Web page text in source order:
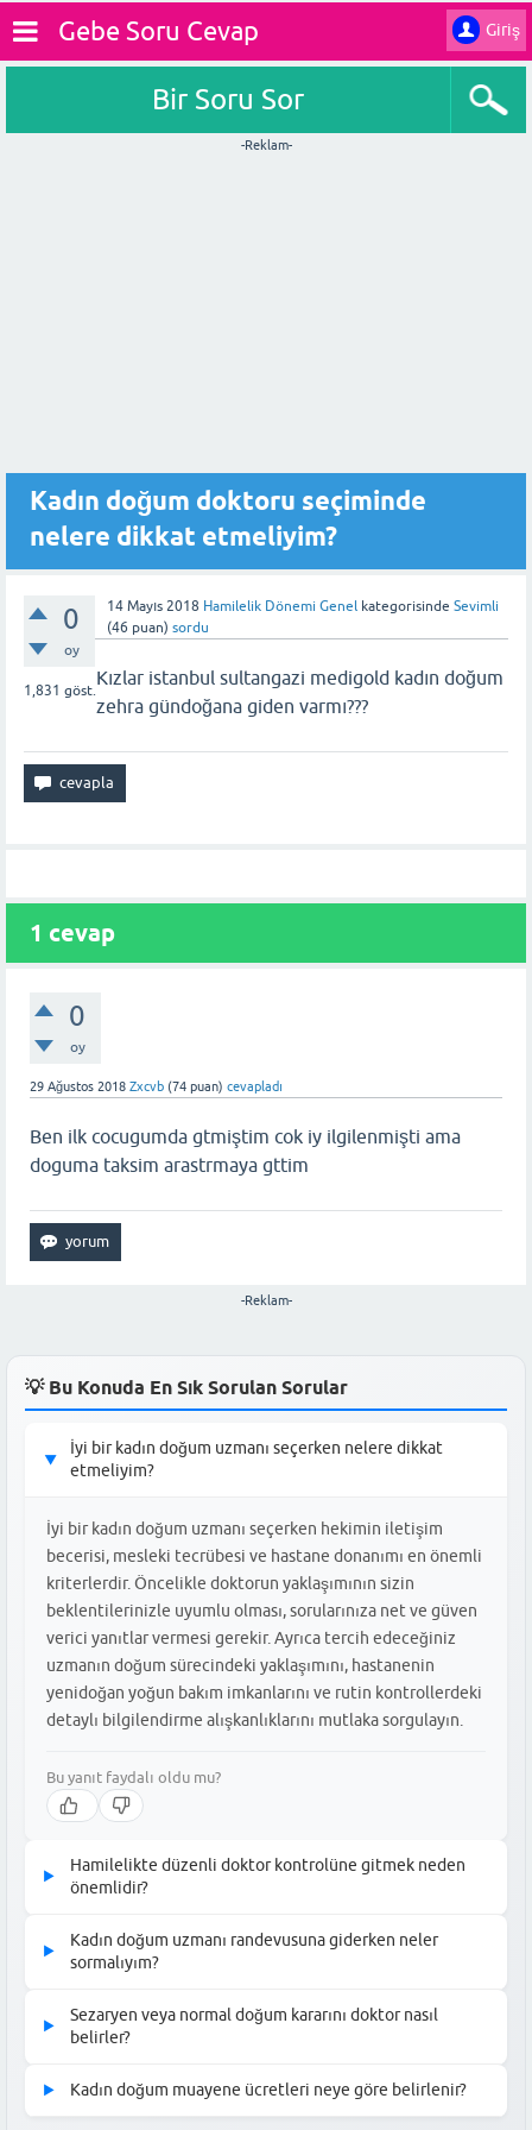
Giriş
Gebe Soru Cevap
Bir Soru Sor
-Reklam-
Kadın doğum doktoru seçiminde
nelere dikkat etmeliyim?
0
oy
1,831 göst.
14 Mayıs 2018 Hamilelik Dönemi Genel kategorisinde Sevimli
(46 puan) sordu
Kızlar istanbul sultangazi medigold kadın doğum
zehra gündoğana giden varmı???
1 cevap
0
oy
29 Ağustos 2018 Zxcvb (74 puan) cevapladı
Ben ilk cocugumda gtmiştim cok iy ilgilenmişti ama
doguma taksim arastrmaya gttim
-Reklam-
💡 Bu Konuda En Sık Sorulan Sorular
▶
İyi bir kadın doğum uzmanı seçerken nelere dikkat
etmeliyim?
İyi bir kadın doğum uzmanı seçerken hekimin iletişim
becerisi, mesleki tecrübesi ve hastane donanımı en önemli
kriterlerdir. Öncelikle doktorun yaklaşımının sizin
beklentilerinizle uyumlu olması, sorularınıza net ve güven
verici yanıtlar vermesi gerekir. Ayrıca tercih edeceğiniz
uzmanın doğum sürecindeki yaklaşımını, hastanenin
yenidoğan yoğun bakım imkanlarını ve rutin kontrollerdeki
detaylı bilgilendirme alışkanlıklarını mutlaka sorgulayın.
Bu yanıt faydalı oldu mu?
▶
Hamilelikte düzenli doktor kontrolüne gitmek neden
önemlidir?
bebeğin sağlığının yakından takip edilmesi ve olası risklerin
yapılan düzenli muayeneler, kan değerlerinin takibi, ultrason
ölçümleri ve tarama testleri sayesinde gebeliğin sağlıklı ilerleyip
hazırlıkların doğru şekilde planlanmasını sağlar.
▶
Kadın doğum uzmanı randevusuna giderken neler
sormalıyım?
süreçle ilgili merak ettiklerinizi not alarak gitmek en sağlıklı
doğum seçenekleri ve acil durumlarda hastaneye başvuru
prosedürleri hakkında sorular sormalısınız. Doktorunuzun doğum
▶
Sezaryen veya normal doğum kararını doktor nasıl
belirler?
genel sağlık durumu, bebeğin geliş haftası, pozisyonu ve
▶ Kadın doğum muayene ücretleri neye göre belirlenir?